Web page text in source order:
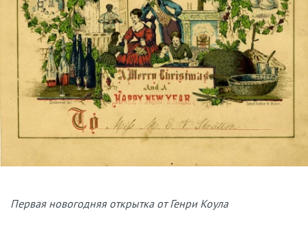
Первая новогодняя открытка от Генри Коула